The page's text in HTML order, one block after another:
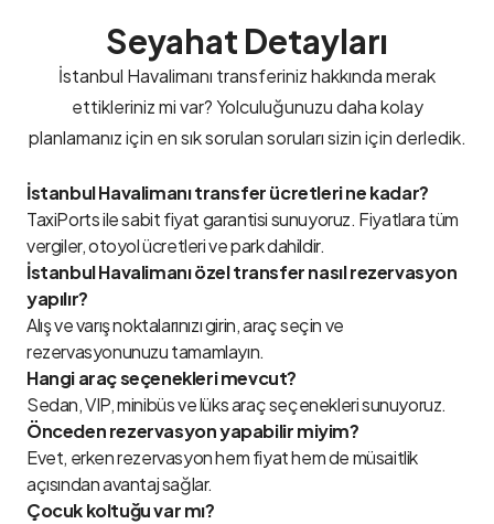
Seyahat Detayları
İstanbul Havalimanı transferiniz hakkında merak
ettikleriniz mi var? Yolculuğunuzu daha kolay
planlamanız için en sık sorulan soruları sizin için derledik.
İstanbul Havalimanı transfer ücretleri ne kadar?
TaxiPorts ile sabit fiyat garantisi sunuyoruz. Fiyatlara tüm
vergiler, otoyol ücretleri ve park dahildir.
İstanbul Havalimanı özel transfer nasıl rezervasyon
yapılır?
Alış ve varış noktalarınızı girin, araç seçin ve
rezervasyonunuzu tamamlayın.
Hangi araç seçenekleri mevcut?
Sedan, VIP, minibüs ve lüks araç seçenekleri sunuyoruz.
Önceden rezervasyon yapabilir miyim?
Evet, erken rezervasyon hem fiyat hem de müsaitlik
açısından avantaj sağlar.
Çocuk koltuğu var mı?